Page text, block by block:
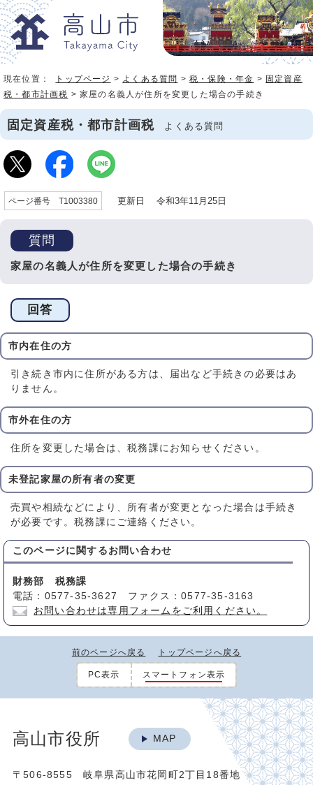
現在位置： トップページ > よくある質問 >税・保険・年金 > 固定資産
税・都市計画税 > 家屋の名義人が住所を変更した場合の手続き
固定資産税・都市計画税 よくある質問
ページ番号 T1003380 更新日 令和3年11月25日
質問
家屋の名義人が住所を変更した場合の手続き
回答
市内在住の方
引き続き市内に住所がある方は、届出など手続きの必要はあ
りません。
市外在住の方
住所を変更した場合は、税務課にお知らせください。
未登記家屋の所有者の変更
売買や相続などにより、所有者が変更となった場合は手続き
が必要です。税務課にご連絡ください。
このページに関する お問い合わせ
財務部 税務課
電話：0577-35-3627 ファクス：0577-35-3163
お問い合わせは専用フォームをご利用ください。
前のページへ戻る トップページへ戻る
PC表示 スマートフォン表示
高山市役所 MAP
〒506-8555 岐阜県高山市花岡町2丁目18番地